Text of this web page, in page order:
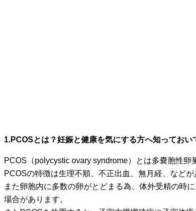
1.PCOSとは？妊娠と健康を気にする方へ知っておい
PCOS（polycystic ovary syndrome）とは多嚢胞性
PCOSの特徴は生理不順、不正出血、無月経、など
また卵胞内に多数の卵がとどまる為、体外受精の時
場合があります。